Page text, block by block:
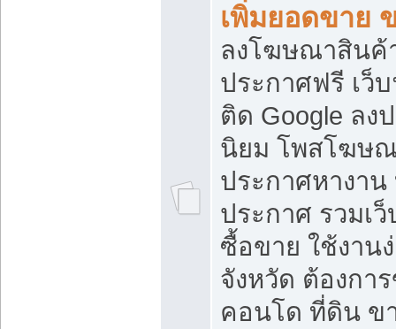
เพิ่มยอดขาย
ลงโฆษณาสิน
ประกาศฟรี เว็
ติด Google ลง
นิยม โพสโฆษ
ประกาศหางาน
ประกาศ รวมเ
ซื้อขาย ใช้งาน
จังหวัด ต้องกา
คอนโด ที่ดิน ข